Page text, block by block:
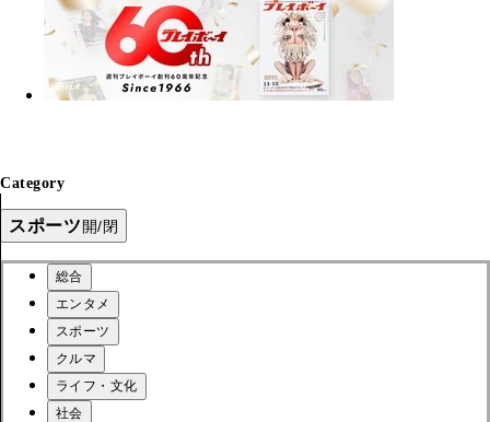
Category
スポーツ開/閉
総合
エンタメ
スポーツ
クルマ
ライフ・文化
社会